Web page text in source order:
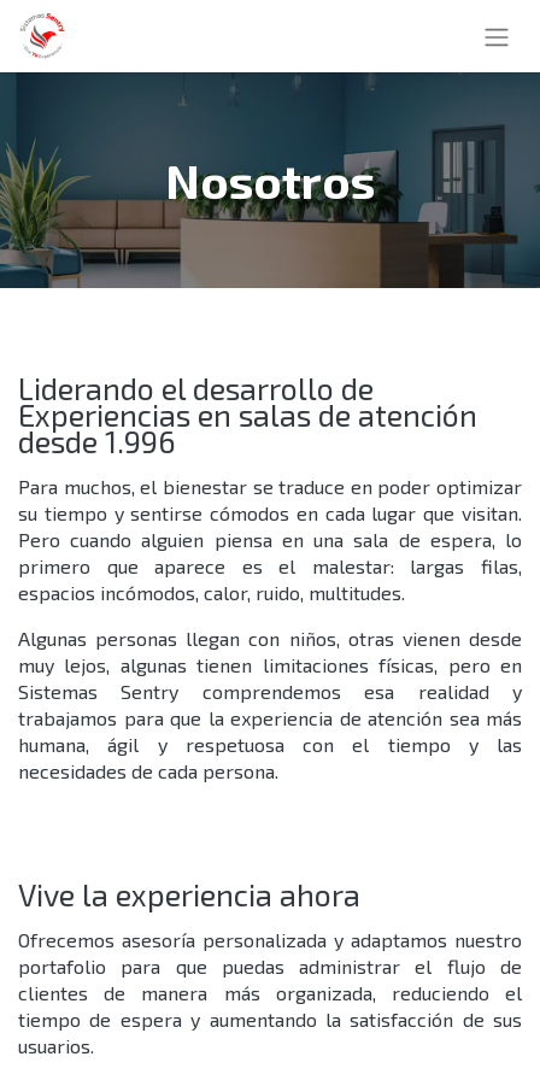
Nosotros
Liderando el desarrollo de
Experiencias en salas de atención
desde 1.996
Para muchos, el bienestar se traduce en poder optimizar
su tiempo y sentirse cómodos en cada lugar que visitan.
Pero cuando alguien piensa en una sala de espera, lo
primero que aparece es el malestar: largas filas,
espacios incómodos, calor, ruido, multitudes.
Algunas personas llegan con niños, otras vienen desde
muy lejos, algunas tienen limitaciones físicas, pero en
Sistemas Sentry comprendemos esa realidad y
trabajamos para que la experiencia de atención sea más
humana, ágil y respetuosa con el tiempo y las
necesidades de cada persona.
Vive la experiencia ahora
Ofrecemos asesoría personalizada y adaptamos nuestro
portafolio para que puedas administrar el flujo de
clientes de manera más organizada, reduciendo el
tiempo de espera y aumentando la satisfacción de sus
usuarios.